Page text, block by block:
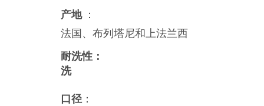
产地：
法国、布列塔尼和上法兰西
耐洗性 ：
洗
口径：